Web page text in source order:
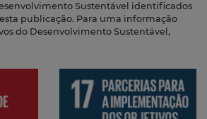
Sustentável identificados
publicação. Para uma informação
do Desenvolvimento Sustentável,